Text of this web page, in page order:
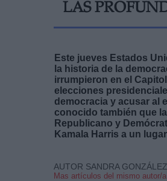
LAS
Este jueves Estados
la historia de la
irrumpieron en el
elecciones
democracia y acusar al
conocido también que
Republicano y
Kamala Harris a un
AUTOR SANDRA GONZÁLEZ
Mas artículos del mismo autor/a
Información adicional
link